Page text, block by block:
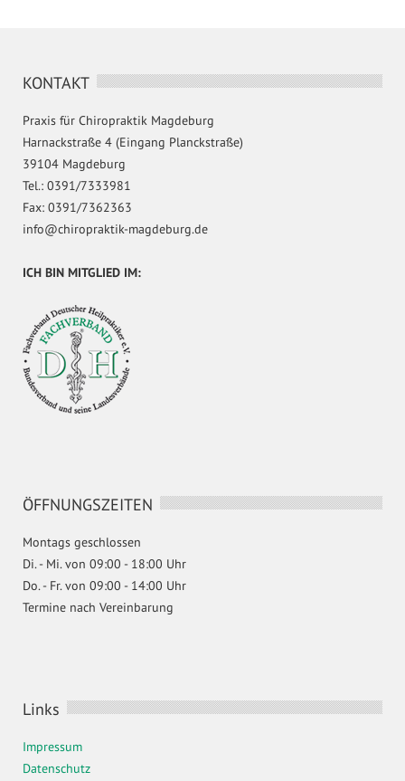
KONTAKT
Praxis für Chiropraktik Magdeburg
Harnackstraße 4 (Eingang Planckstraße)
39104 Magdeburg
Tel.: 0391/7333981
Fax: 0391/7362363
info@chiropraktik-magdeburg.de
ICH BIN MITGLIED IM:
ÖFFNUNGSZEITEN
Montags geschlossen
Di. - Mi. von 09:00 - 18:00 Uhr
Do. - Fr. von 09:00 - 14:00 Uhr
Termine nach Vereinbarung
Links
Impressum
Datenschutz